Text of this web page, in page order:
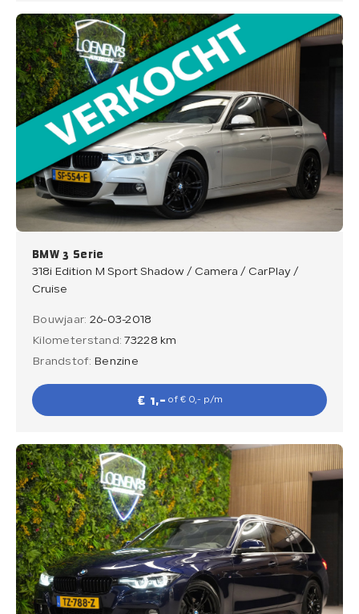
BMW 3 Serie
318i Edition M Sport Shadow / Camera / CarPlay /
Cruise
Bouwjaar: 26-03-2018
Kilometerstand:73228 km
Brandstof: Benzine
€ 1,- of € 0,- p/m